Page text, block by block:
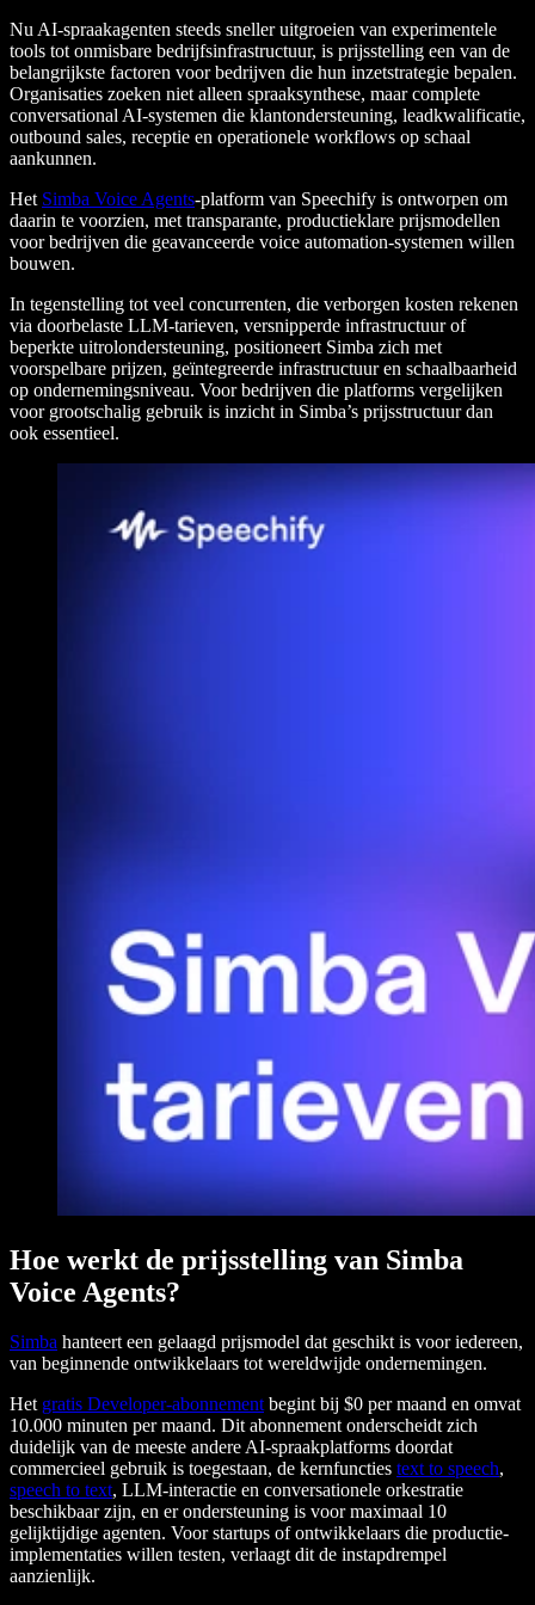
Nu AI-spraakagenten steeds sneller uitgroeien van experimentele
tools tot onmisbare bedrijfsinfrastructuur, is prijsstelling een van de
belangrijkste factoren voor bedrijven die hun inzetstrategie bepalen.
Organisaties zoeken niet alleen spraaksynthese, maar complete
conversational AI-systemen die klantondersteuning, leadkwalificatie,
outbound sales, receptie en operationele workflows op schaal
aankunnen.
Het Simba Voice Agents-platform van Speechify is ontworpen om
daarin te voorzien, met transparante, productieklare prijsmodellen
voor bedrijven die geavanceerde voice automation-systemen willen
bouwen.
In tegenstelling tot veel concurrenten, die verborgen kosten rekenen
via doorbelaste LLM-tarieven, versnipperde infrastructuur of
beperkte uitrolondersteuning, positioneert Simba zich met
voorspelbare prijzen, geïntegreerde infrastructuur en schaalbaarheid
op ondernemingsniveau. Voor bedrijven die platforms vergelijken
voor grootschalig gebruik is inzicht in Simba’s prijsstructuur dan
ook essentieel.
Hoe werkt de prijsstelling van Simba
Voice Agents?
Simba hanteert een gelaagd prijsmodel dat geschikt is voor iedereen,
van beginnende ontwikkelaars tot wereldwijde ondernemingen.
Het gratis Developer-abonnementbegint bij $0 per maand en omvat
10.000 minuten per maand. Dit abonnement onderscheidt zich
duidelijk van de meeste andere AI-spraakplatforms doordat
commercieel gebruik is toegestaan, de kernfuncties text to speech,
speech to text, LLM-interactie en conversationele orkestratie
beschikbaar zijn, en er ondersteuning is voor maximaal 10
gelijktijdige agenten. Voor startups of ontwikkelaars die productie-
implementaties willen testen, verlaagt dit de instapdrempel
aanzienlijk.